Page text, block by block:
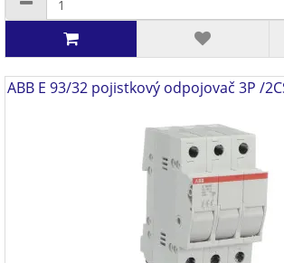
ABB E 93/32 pojistkový odpojovač 3P /